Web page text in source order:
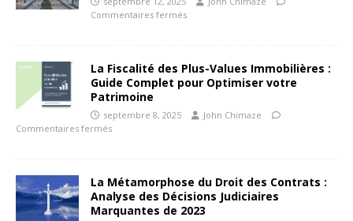
Commentaires fermés
La Fiscalité des Plus-Values Immobilières :
Guide Complet pour Optimiser votre
Patrimoine
septembre 8, 2025
John Chimaze
Commentaires fermés
La Métamorphose du Droit des Contrats :
Analyse des Décisions Judiciaires
Marquantes de 2023